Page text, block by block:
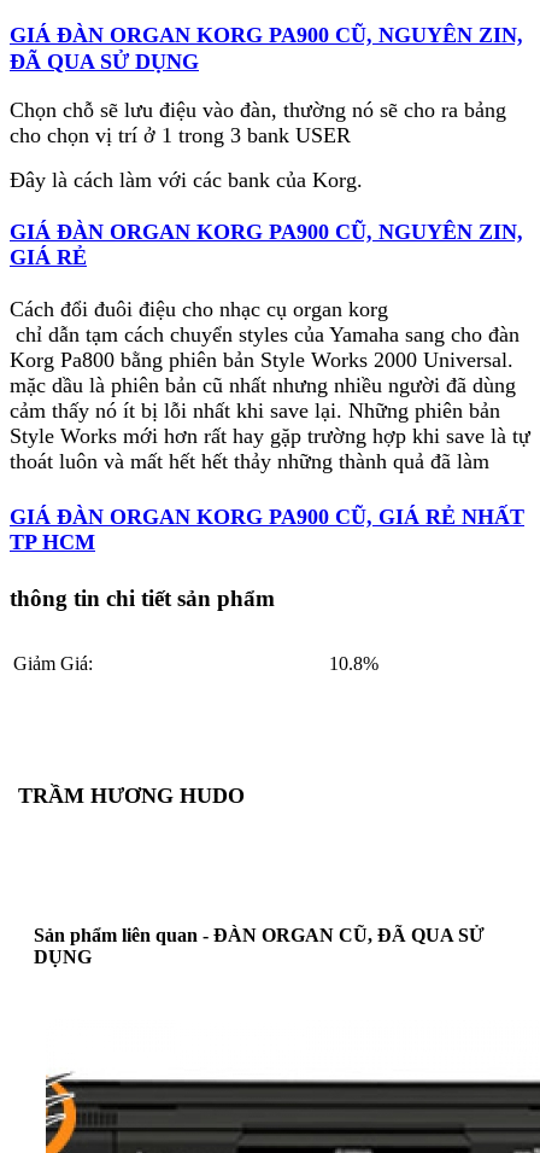
GIÁ ĐÀN ORGAN KORG PA900 CŨ, NGUYÊN ZIN,
ĐÃ QUA SỬ DỤNG
Chọn chỗ sẽ lưu điệu vào đàn, thường nó sẽ cho ra bảng
cho chọn vị trí ở 1 trong 3 bank USER
Đây là cách làm với các bank của Korg.
GIÁ ĐÀN ORGAN KORG PA900 CŨ, NGUYÊN ZIN,
GIÁ RẺ
Cách đổi đuôi điệu cho nhạc cụ organ korg
chỉ dẫn tạm cách chuyển styles của Yamaha sang cho đàn
Korg Pa800 bằng phiên bản Style Works 2000 Universal.
mặc dầu là phiên bản cũ nhất nhưng nhiều người đã dùng
cảm thấy nó ít bị lỗi nhất khi save lại. Những phiên bản
Style Works mới hơn rất hay gặp trường hợp khi save là tự
thoát luôn và mất hết hết thảy những thành quả đã làm
GIÁ ĐÀN ORGAN KORG PA900 CŨ, GIÁ RẺ NHẤT
TP HCM
thông tin chi tiết sản phẩm
Giảm Giá: 10.8%
TRẦM HƯƠNG HUDO
Sản phẩm liên quan - ĐÀN ORGAN CŨ, ĐÃ QUA SỬ
DỤNG